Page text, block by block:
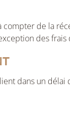
compter de la
des frais
dans un